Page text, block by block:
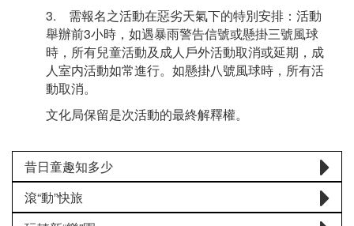
3. 需報名之活動在惡劣天氣下的特別安排：活動
舉辦前3小時，如遇暴雨警告信號或懸掛三號風球
時，所有兒童活動及成人戶外活動取消或延期，成
人室内活動如常進行。如懸掛八號風球時，所有活
動取消。
文化局保留是次活動的最終解釋權。
昔日童趣知多少
滾“動”快旅